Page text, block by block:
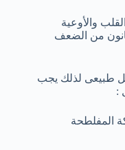
لوظائف القلب والأوعية
من الضعف
أن يفرز الأوميجا3 بشكل طبيعى لذلك يجب
:
المفلطحة